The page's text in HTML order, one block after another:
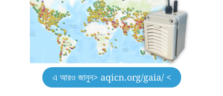
এ আরও জানুন> aqicn.org/gaia/ <